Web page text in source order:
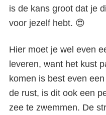
is de kans groot dat je
voor jezelf hebt. 😍
Hier moet je wel even
leveren, want het kust
komen is best even
de rust, is dit ook een
zee te zwemmen. De